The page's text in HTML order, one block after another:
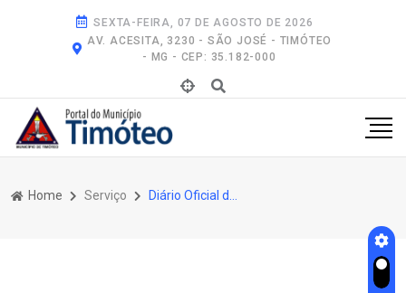
SEXTA-FEIRA, 07 DE AGOSTO DE 2026
AV. ACESITA, 3230 - SÃO JOSÉ - TIMÓTEO
- MG - CEP: 35.182-000
Home Serviço